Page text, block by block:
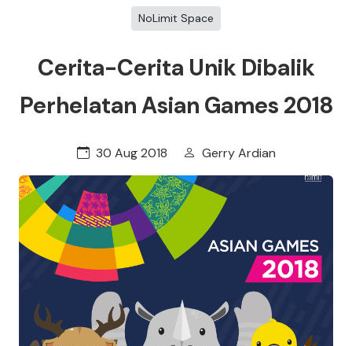
NoLimit Space
Cerita-Cerita Unik Dibalik
Perhelatan Asian Games 2018
30 Aug 2018 Gerry Ardian